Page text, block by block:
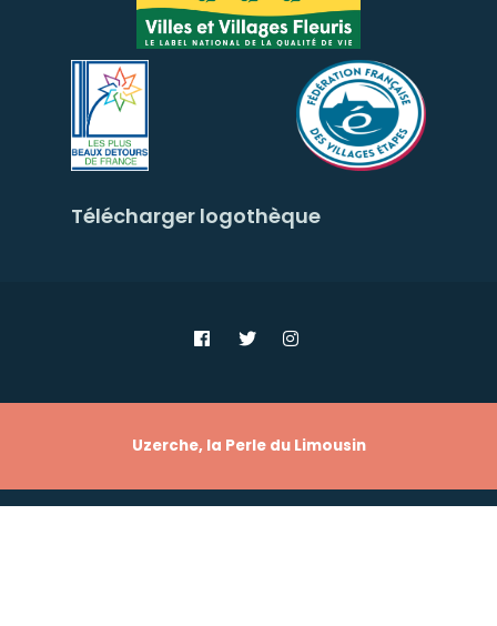
Uzerche, la
perle du
Limousin
Culture| Un clown, mille surprises ⤵
Télécharger logothèque
Uzerche, la Perle du Limousin